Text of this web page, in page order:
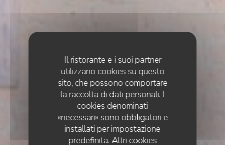
Il ristorante e i suoi partner
utilizzano cookies su questo
sito, che possono comportare
la raccolta di dati personali. I
cookies denominati
«necessari» sono obbligatori e
installati per impostazione
predefinita. Altri cookies